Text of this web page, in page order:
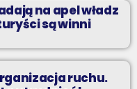
na apel władz
są winni
ruchu.